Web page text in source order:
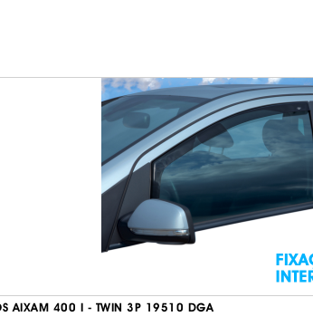
AIXAM 400 I - TWIN 3P 19510 DGA